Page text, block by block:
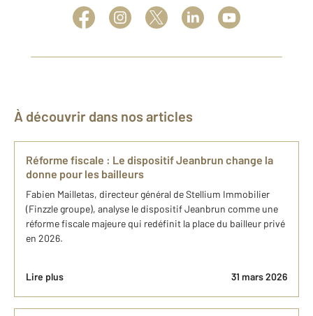
À découvrir dans nos articles
Réforme fiscale : Le dispositif Jeanbrun change la
donne pour les bailleurs
Fabien Mailletas, directeur général de Stellium Immobilier
(Finzzle groupe), analyse le dispositif Jeanbrun comme une
réforme fiscale majeure qui redéfinit la place du bailleur privé
en 2026.
Lire plus 31 mars 2026